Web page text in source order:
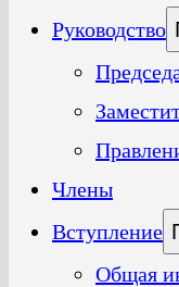
Руководство
Члены
Вступление
Общая